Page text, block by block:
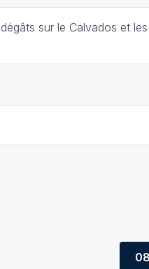
sur le Calvados et les